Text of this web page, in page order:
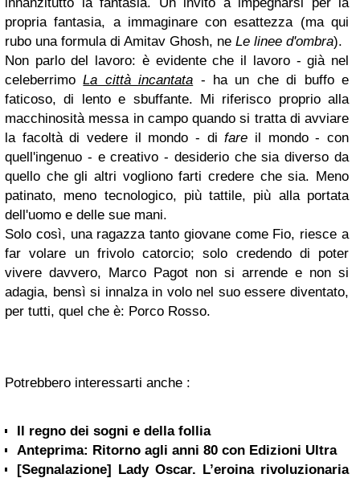
propria fantasia, a immaginare con esattezza (ma qui
rubo una formula di Amitav Ghosh, ne Le linee d'ombra).
Non parlo del lavoro: è evidente che il lavoro - già nel
celeberrimoLa città incantata - ha un che di buffo e
faticoso, di lento e sbuffante. Mi riferisco proprio alla
macchinosità messa in campo quando si tratta di avviare
la facoltà di vedere il mondo - difare il mondo - con
quell'ingenuo - e creativo - desiderio che sia diverso da
quello che gli altri vogliono farti credere che sia. Meno
patinato, meno tecnologico, più tattile, più alla portata
dell'uomo e delle sue mani.
Solo così, una ragazza tanto giovane come Fio, riesce a
far volare un frivolo catorcio; solo credendo di poter
vivere davvero, Marco Pagot non si arrende e non si
adagia, bensì si innalza in volo nel suo essere diventato,
per tutti, quel che è: Porco Rosso.
Potrebbero interessarti anche :
Il regno dei sogni e della follia
Anteprima: Ritorno agli anni 80 con Edizioni Ultra
[Segnalazione] Lady Oscar. L’eroina rivoluzionaria